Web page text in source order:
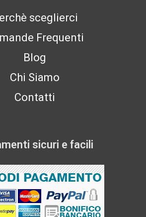
sceglierci
Frequenti
Blog
Chi Siamo
Contatti
sicuri e facili